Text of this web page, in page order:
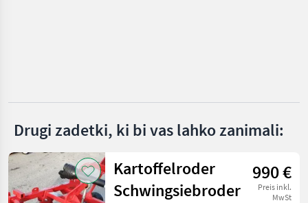
KMK Agro
Prikaži
vse
(15)
Drugi zadetki, ki bi vas lahko zanimali:
Kartoffelroder
Schwingsiebroder
990 €
Preis inkl.
MwSt